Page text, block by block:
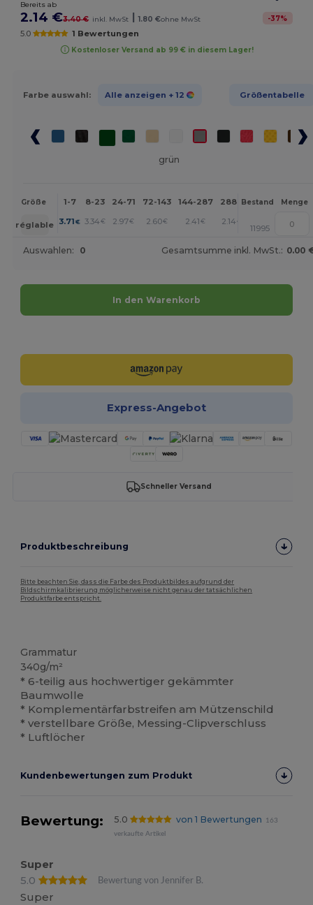
Bereits ab
2.14 €3.40 € inkl. MwSt | 1.80 €ohne MwSt -37%
5.0 1 Bewertungen
Kostenloser Versand ab 99 € in diesem Lager!
Farbe auswahl: Alle anzeigen + 12 Größentabelle
grün
Größe 1-7 8-23 24-71 72-143 144-287 288 + Mehr
Bestand Menge
réglable 3.71 € 3.34€ 2.97€ 2.60€ 2.41 € 2.14 € +
11995
Auswahlen: 0 Gesamtsumme inkl. MwSt.: 0.00
In den Warenkorb
Express-Angebot
Schneller Versand
Produktbeschreibung
Bitte beachten Sie, dass die Farbe des Produktbildes aufgrund der
Bildschirmkalibrierung möglicherweise nicht genau der tatsächlichen
Produktfarbe entspricht.
Grammatur
340g/m²
* 6-teilig aus hochwertiger gekämmter
Baumwolle
* Komplementärfarbstreifen am Mützenschild
* verstellbare Größe, Messing-Clipverschluss
* Luftlöcher
Kundenbewertungen zum Produkt
Bewertung: 5.0 von 1 Bewertungen
163
verkaufte Artikel
Super
5.0
Bewertung von Jennifer B.
Super